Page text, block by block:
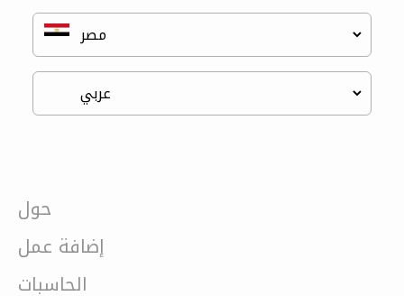
حول
إضافة عمل
الحاسبات